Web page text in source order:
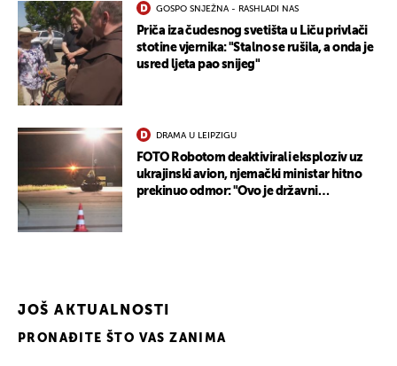
GOSPO SNJEŽNA - RASHLADI NAS
Priča iza čudesnog svetišta u Liču privlači
stotine vjernika: "Stalno se rušila, a onda je
usred ljeta pao snijeg"
DRAMA U LEIPZIGU
FOTO Robotom deaktivirali eksploziv uz
ukrajinski avion, njemački ministar hitno
prekinuo odmor: "Ovo je državni
JOŠ AKTUALNOSTI
PRONAĐITE ŠTO VAS ZANIMA